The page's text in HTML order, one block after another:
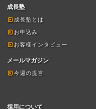
成長塾
成長塾とは
お申込み
お客様インタビュー
メールマガジン
今週の提言
採用について